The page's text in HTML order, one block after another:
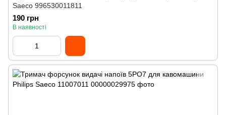
Saeco 996530011811
190 грн
В наявності